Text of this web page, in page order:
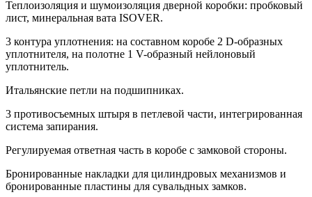
Теплоизоляция и шумоизоляция дверной коробки: пробковый
лист, минеральная вата ISOVER.
3 контура уплотнения: на составном коробе 2 D-образных
уплотнителя, на полотне 1 V-образный нейлоновый
уплотнитель.
Итальянские петли на подшипниках.
3 противосъемных штыря в петлевой части, интегрированная
система запирания.
Регулируемая ответная часть в коробе с замковой стороны.
Бронированные накладки для цилиндровых механизмов и
бронированные пластины для сувальдных замков.